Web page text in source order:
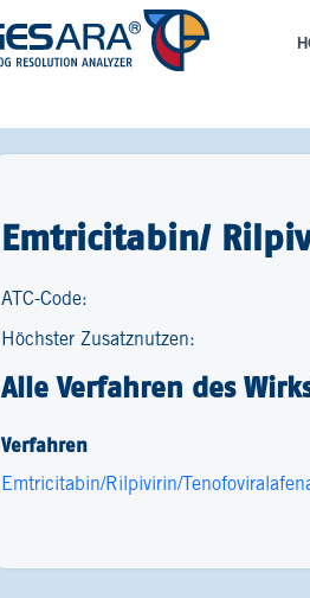
Emtricitabin/
ATC-Code:
Höchster Zusatznutzen:
Alle Verfahren des
Verfahren
Emtricitabin/Rilpivirin/